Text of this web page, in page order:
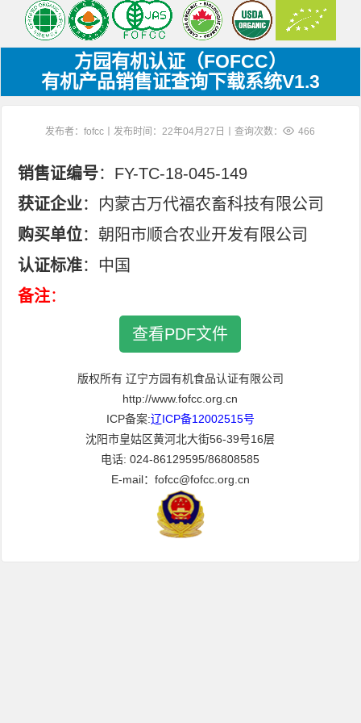
方园有机认证（FOFCC）
有机产品销售证查询下载系统V1.3
发布者：fofcc丨发布时间：22年04月27日丨查询次数： 466
销售证编号：FY-TC-18-045-149
获证企业：内蒙古万代福农畜科技有限公司
购买单位：朝阳市顺合农业开发有限公司
认证标准：中国
备注：
查看PDF文件
版权所有 辽宁方园有机食品认证有限公司
http://www.fofcc.org.cn
ICP备案:辽ICP备12002515号
沈阳市皇姑区黄河北大街56-39号16层
电话: 024-86129595/86808585
E-mail：fofcc@fofcc.org.cn